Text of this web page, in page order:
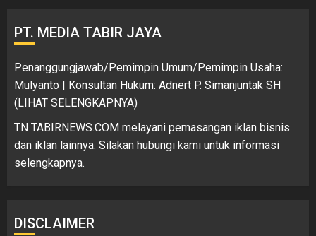
PT. MEDIA TABIR JAYA
Penanggungjawab/Pemimpin Umum/Pemimpin Usaha:
Mulyanto | Konsultan Hukum: Adnert P. Simanjuntak SH
(LIHAT SELENGKAPNYA)
TN TABIRNEWS.COM melayani pemasangan iklan bisnis
dan iklan lainnya. Silakan hubungi kami untuk informasi
selengkapnya.
DISCLAIMER